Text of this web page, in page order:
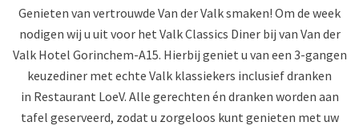
Genieten van vertrouwde Van der Valk smaken! Om de week
nodigen wij u uit voor het Valk Classics Diner bij van Van der
Valk Hotel Gorinchem-A15. Hierbij geniet u van een 3-gangen
keuzediner met echte Valk klassiekers inclusief dranken
in Restaurant LoeV. Alle gerechten én dranken worden aan
tafel geserveerd, zodat u zorgeloos kunt genieten met uw